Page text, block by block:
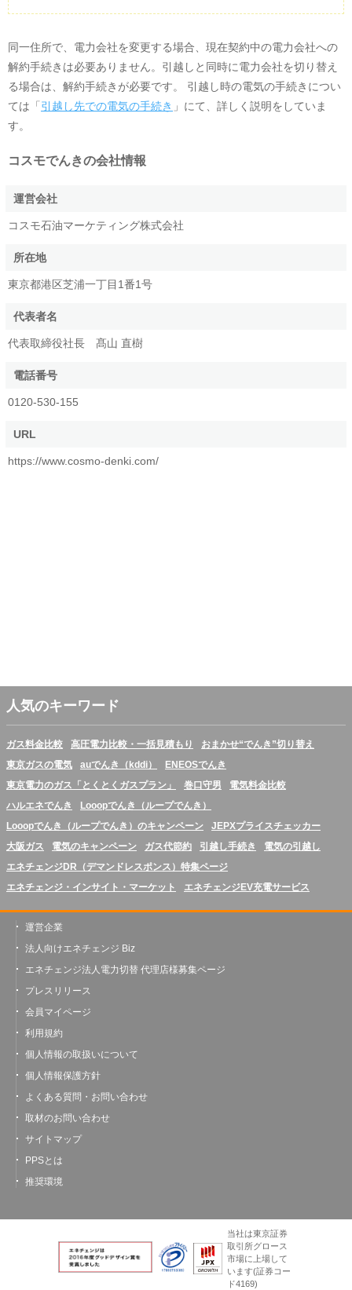
同一住所で、電力会社を変更する場合、現在契約中の電力会社への
解約手続きは必要ありません。引越しと同時に電力会社を切り替え
る場合は、解約手続きが必要です。 引越し時の電気の手続きについ
ては「 引越し先での電気の手続き 」にて、詳しく説明をしていま
す。
コスモでんきの会社情報
運営会社
コスモ石油マーケティング株式会社
所在地
東京都港区芝浦一丁目1番1号
代表者名
代表取締役社長 髙山 直樹
電話番号
0120-530-155
URL
https://www.cosmo-denki.com/
人気のキーワード
ガス料金比較 高圧電力比較・一括見積もり
おまかせ“でんき”切り替え
東京ガスの電気
auでんき（kddi）
ENEOSでんき
東京電力のガス「とくとくガスプラン」
巻口守男
電気料金比較
ハルエネでんき
Looopでんき（ループでんき）
Looopでんき（ループでんき）のキャンペーン
JEPXプライスチェッカー
大阪ガス
電気のキャンペーン ガス代節約 引越し手続き
電気の引越し
エネチェンジDR（デマンドレスポンス）特集ページ
エネチェンジ・インサイト・マーケット
エネチェンジEV充電サービス
運営企業
法人向けエネチェンジ Biz
エネチェンジ法人電力切替 代理店様募集ページ
プレスリリース
会員マイページ
利用規約
個人情報の取扱いについて
個人情報保護方針
よくある質問・お問い合わせ
取材のお問い合わせ
サイトマップ
PPSとは
推奨環境
当社は東京証券
取引所グロース
市場に上場して
います(証券コー
ド4169)